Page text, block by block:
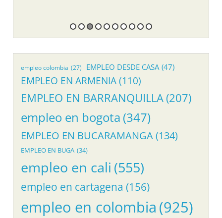
empleo colombia (27) EMPLEO DESDE CASA (47)
EMPLEO EN ARMENIA (110)
EMPLEO EN BARRANQUILLA(207)
empleo en bogota (347)
EMPLEO EN BUCARAMANGA(134)
EMPLEO EN BUGA (34)
empleo en cali (555)
empleo en cartagena (156)
empleo en colombia (925)